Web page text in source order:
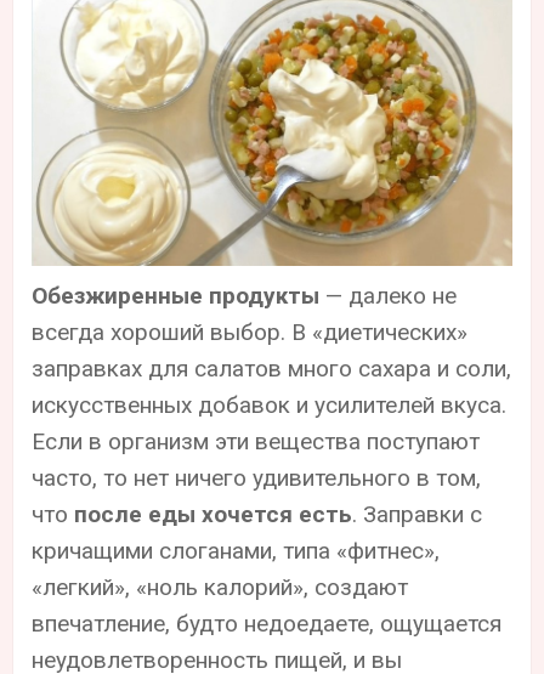
Обезжиренные продукты — далеко не
всегда хороший выбор. В «диетических»
заправках для салатов много сахара и соли,
искусственных добавок и усилителей вкуса.
Если в организм эти вещества поступают
часто, то нет ничего удивительного в том,
что после еды хочется есть. Заправки с
кричащими слоганами, типа «фитнес»,
«легкий», «ноль калорий», создают
впечатление, будто недоедаете, ощущается
неудовлетворенность пищей, и вы